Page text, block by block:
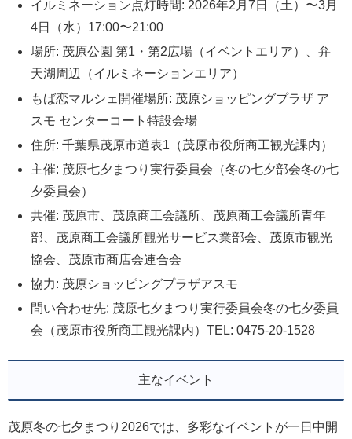
イルミネーション点灯時間: 2026年2月7日（土）〜3月
4日（水）17:00〜21:00
場所: 茂原公園 第1・第2広場（イベントエリア）、弁
天湖周辺（イルミネーションエリア）
もば恋マルシェ開催場所: 茂原ショッピングプラザ ア
スモ センターコート特設会場
住所: 千葉県茂原市道表1（茂原市役所商工観光課内）
主催: 茂原七夕まつり実行委員会（冬の七夕部会冬の七
夕委員会）
共催: 茂原市、茂原商工会議所、茂原商工会議所青年
部、茂原商工会議所観光サービス業部会、茂原市観光
協会、茂原市商店会連合会
協力: 茂原ショッピングプラザアスモ
問い合わせ先: 茂原七夕まつり実行委員会冬の七夕委員
会（茂原市役所商工観光課内）TEL: 0475-20-1528
主なイベント
茂原冬の七夕まつり2026では、多彩なイベントが一日中開